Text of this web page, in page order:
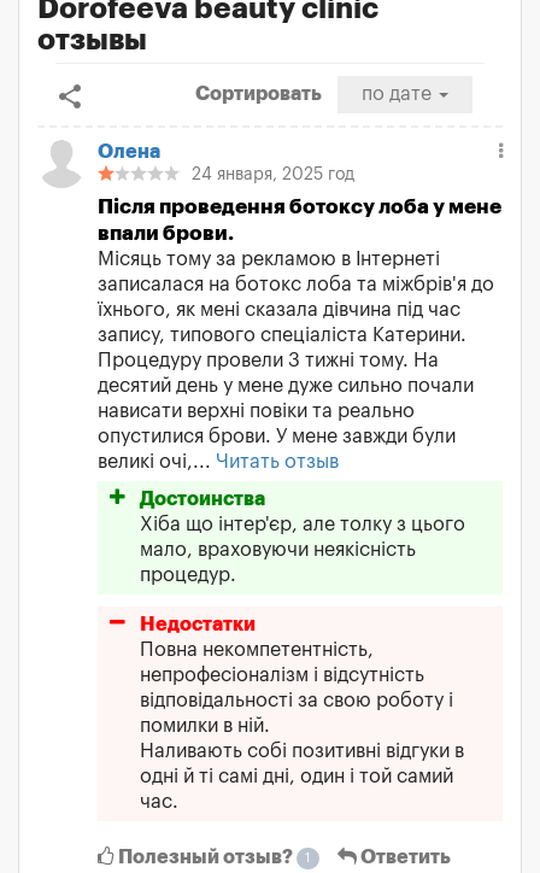
Dorofeeva beauty clinic
отзывы
share
Сортировать по дате
Олена
24 января, 2025 год
Після проведення ботоксу лоба у мене
впали брови.
Місяць тому за рекламою в Інтернеті
записалася на ботокс лоба та міжбрів'я до
їхнього, як мені сказала дівчина під час
запису, типового спеціаліста Катерини.
Процедуру провели 3 тижні тому. На
десятий день у мене дуже сильно почали
нависати верхні повіки та реально
опустилися брови. У мене завжди були
великі очі,... Читать отзыв
Достоинства
Хіба що інтер'єр, але толку з цього
мало, враховуючи неякісність
процедур.
Недостатки
Повна некомпетентність,
непрофесіоналізм і відсутність
відповідальності за свою роботу і
помилки в ній.
Наливають собі позитивні відгуки в
одні й ті самі дні, один і той самий
час.
Полезный отзыв? 1 Ответить